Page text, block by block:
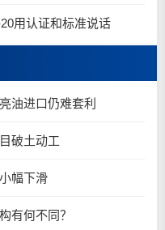
用认证和标准说话
油进口仍难套利
破土动工
幅下滑
有何不同？